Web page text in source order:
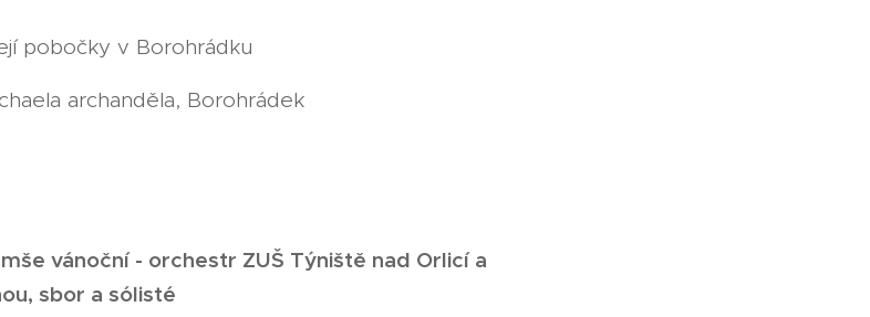
pobočky v Borohrádku
archanděla, Borohrádek
vánoční - orchestr ZUŠ Týniště nad Orlicí a
sbor a sólisté